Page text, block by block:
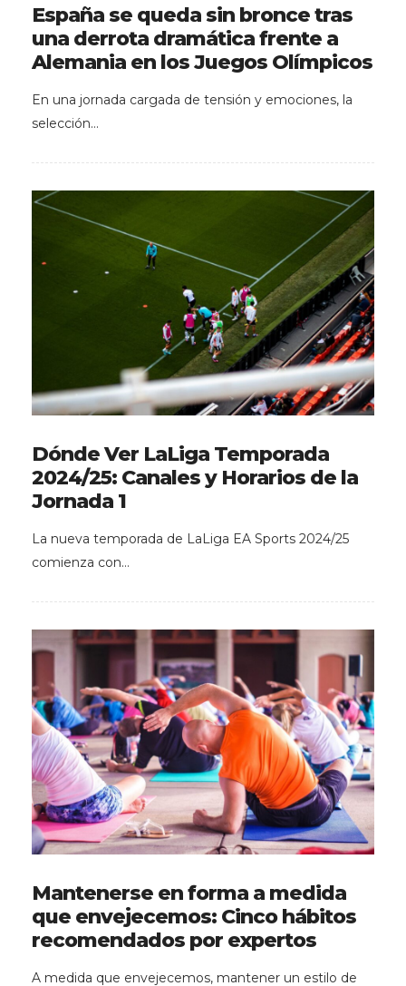
España se queda sin bronce tras
una derrota dramática frente a
Alemania en los Juegos Olímpicos
En una jornada cargada de tensión y emociones, la
selección…
Dónde Ver LaLiga Temporada
2024/25: Canales y Horarios de la
Jornada 1
La nueva temporada de LaLiga EA Sports 2024/25
comienza con…
Mantenerse en forma a medida
que envejecemos: Cinco hábitos
recomendados por expertos
A medida que envejecemos, mantener un estilo de